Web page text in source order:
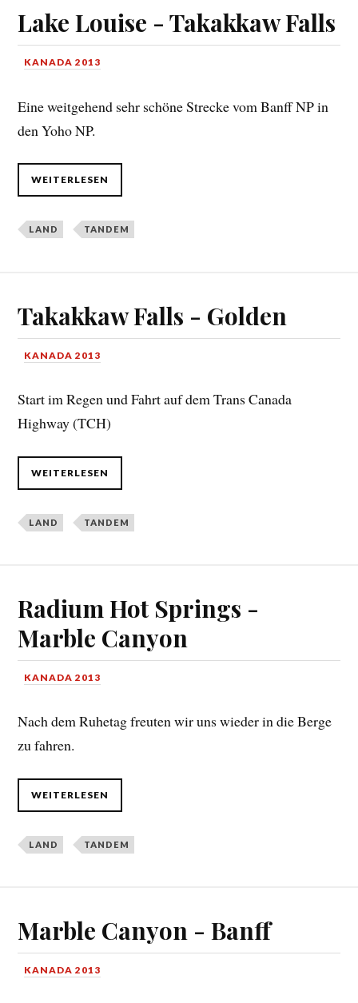
Lake Louise - Takakkaw Falls
KANADA 2013
Eine weitgehend sehr schöne Strecke vom Banff NP in
den Yoho NP.
WEITERLESEN
LAND TANDEM
Takakkaw Falls - Golden
KANADA 2013
Start im Regen und Fahrt auf dem Trans Canada
Highway (TCH)
WEITERLESEN
LAND TANDEM
Radium Hot Springs -
Marble Canyon
KANADA 2013
Nach dem Ruhetag freuten wir uns wieder in die Berge
zu fahren.
WEITERLESEN
LAND TANDEM
Marble Canyon - Banff
KANADA 2013